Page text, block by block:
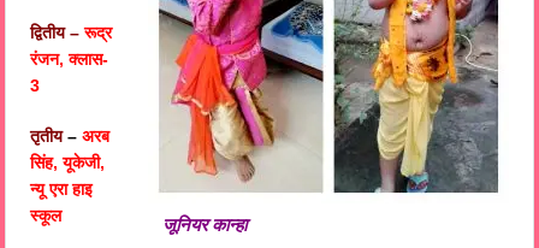
जूनियर कान्हा
द्वितीय – रूद्र
रंजन, क्लास-
3
तृतीय– अरब
सिंह, यूकेजी,
न्यू एरा हाइ
स्कूल